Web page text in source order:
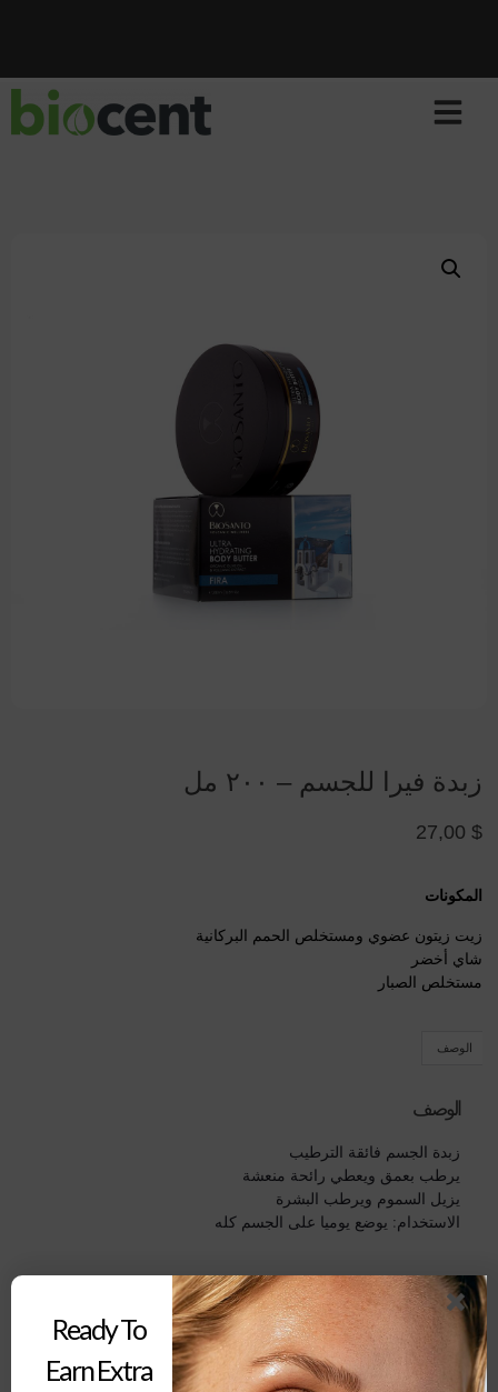
برنامج الولاء من BIOCENT بانتظارك!
زبدة فيرا للجسم – ٢٠٠ مل
27,00 $
المكونات
زيت زيتون عضوي ومستخلص الحمم البركانية
شاي أخضر
مستخلص الصبار
الوصف
الوصف
زبدة الجسم فائقة الترطيب
يرطب بعمق ويعطي رائحة منعشة
يزيل السموم ويرطب البشرة
الاستخدام: يوضع يوميا على الجسم كله
غير متوفر في المخزون
Buy Now
Ready To
Earn Extra